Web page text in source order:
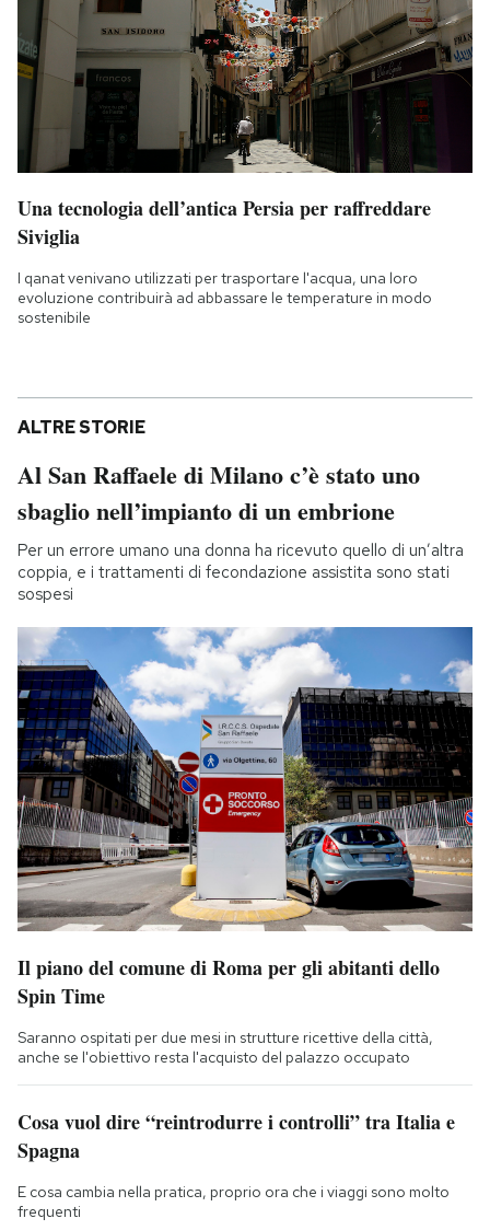
Una tecnologia dell’antica Persia per raffreddare
Siviglia
I qanat venivano utilizzati per trasportare l'acqua, una loro
evoluzione contribuirà ad abbassare le temperature in modo
sostenibile
ALTRE STORIE
Al San Raffaele di Milano c’è stato uno
sbaglio nell’impianto di un embrione
Per un errore umano una donna ha ricevuto quello di un’altra
coppia, e i trattamenti di fecondazione assistita sono stati
sospesi
Il piano del comune di Roma per gli abitanti dello
Spin Time
Saranno ospitati per due mesi in strutture ricettive della città,
anche se l'obiettivo resta l'acquisto del palazzo occupato
Cosa vuol dire “reintrodurre i controlli” tra Italia e
Spagna
E cosa cambia nella pratica, proprio ora che i viaggi sono molto
frequenti